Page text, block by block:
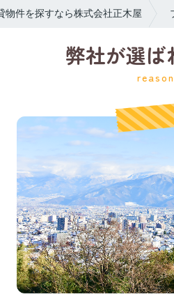
物件を探すなら株式会社正木屋
弊社が選ば
reason